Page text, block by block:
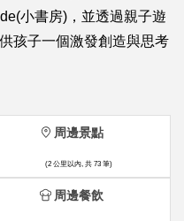
小書房)，並透過親子遊
孩子一個激發創造與思考
周邊景點
(2 公里以內, 共 73 筆)
周邊餐飲